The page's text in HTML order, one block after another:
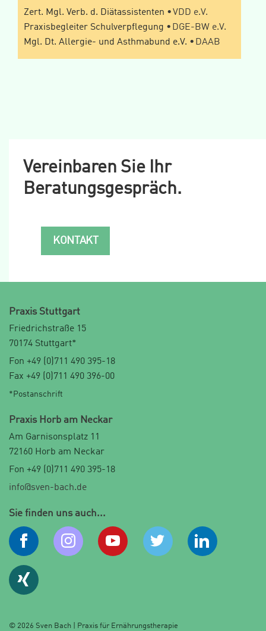
Zert. Mgl. Verb. d. Diätassistenten
VDD e.V.
Praxisbegleiter Schulverpflegung
DGE-BW e.V.
Mgl. Dt. Allergie- und Asthmabund e.V.
DAAB
Vereinbaren Sie Ihr
Beratungsgespräch.
KONTAKT
Praxis Stuttgart
Friedrichstraße 15
70174 Stuttgart*
Fon +49 (0)711 490 395-18
Fax +49 (0)711 490 396-00
*Postanschrift
Praxis Horb am Neckar
Am Garnisonsplatz 11
72160 Horb am Neckar
Fon +49 (0)711 490 395-18
info@sven-bach.de
Sie finden uns auch...
© 2026 Sven Bach | Praxis für Ernährungstherapie